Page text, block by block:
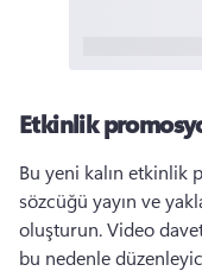
Etkinlik
Bu yeni kalın etkinlik
sözcüğü yayın ve
oluşturun. Video
bu nedenle